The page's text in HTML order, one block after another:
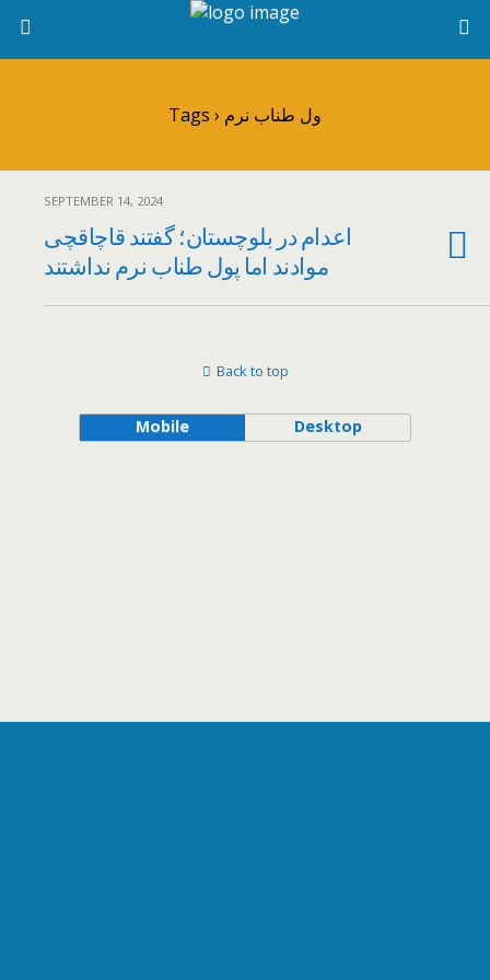
Tags › ول طناب نرم
SEPTEMBER 14, 2024
اعدام در بلوچستان؛ گفتند قاچاقچی‌
موادند اما پول طناب نرم نداشتند
Back to top
Mobile Desktop